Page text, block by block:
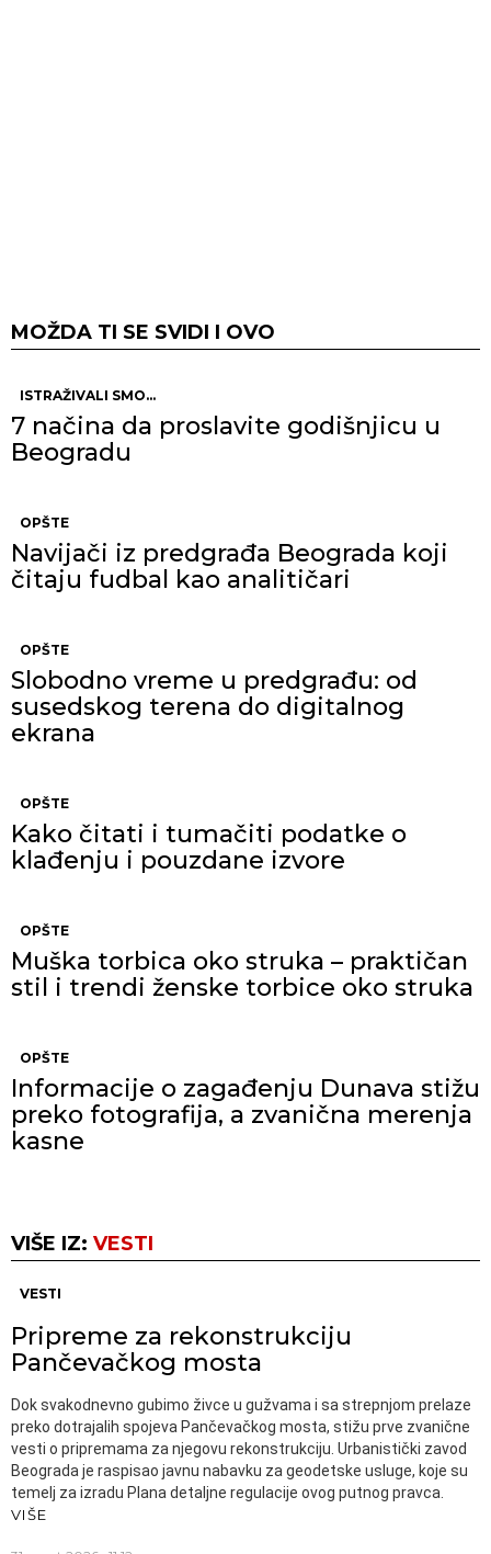
MOŽDA TI SE SVIDI I OVO
ISTRAŽIVALI SMO...
7 načina da proslavite godišnjicu u
Beogradu
OPŠTE
Navijači iz predgrađa Beograda koji
čitaju fudbal kao analitičari
OPŠTE
Slobodno vreme u predgrađu: od
susedskog terena do digitalnog
ekrana
OPŠTE
Kako čitati i tumačiti podatke o
klađenju i pouzdane izvore
OPŠTE
Muška torbica oko struka – praktičan
stil i trendi ženske torbice oko struka
OPŠTE
Informacije o zagađenju Dunava stižu
preko fotografija, a zvanična merenja
kasne
VIŠE IZ: VESTI
VESTI
Pripreme za rekonstrukciju
Pančevačkog mosta
Dok svakodnevno gubimo živce u gužvama i sa strepnjom prelaze
preko dotrajalih spojeva Pančevačkog mosta, stižu prve zvanične
vesti o pripremama za njegovu rekonstrukciju. Urbanistički zavod
Beograda je raspisao javnu nabavku za geodetske usluge, koje su
temelj za izradu Plana detaljne regulacije ovog putnog pravca.
VIŠE